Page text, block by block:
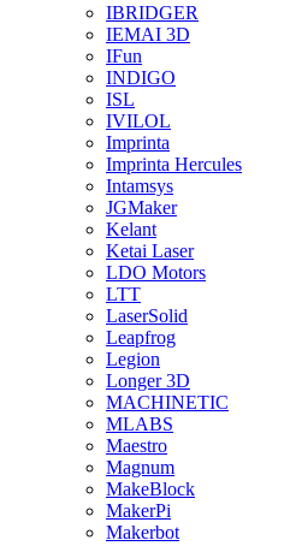
IBRIDGER
IEMAI 3D
IFun
INDIGO
ISL
IVILOL
Imprinta
Imprinta Hercules
Intamsys
JGMaker
Kelant
Ketai Laser
LDO Motors
LTT
LaserSolid
Leapfrog
Legion
Longer 3D
MACHINETIC
MLABS
Maestro
Magnum
MakeBlock
MakerPi
Makerbot